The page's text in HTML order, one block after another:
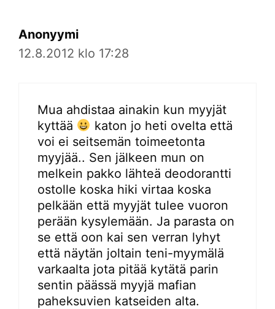
Anonyymi
12.8.2012 klo 17:28
Mua ahdistaa ainakin kun myyjät
kyttää
katon jo heti ovelta että
voi ei seitsemän toimeetonta
myyjää.. Sen jälkeen mun on
melkein pakko lähteä deodorantti
ostolle koska hiki virtaa koska
pelkään että myyjät tulee vuoron
perään kysylemään. Ja parasta on
se että oon kai sen verran lyhyt
että näytän joltain teni-myymälä
varkaalta jota pitää kytätä parin
sentin päässä myyjä mafian
paheksuvien katseiden alta.